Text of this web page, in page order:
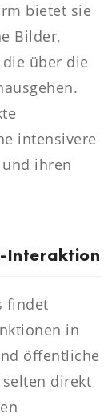
bietet sie
Bilder,
über die
intensivere
ihren
findet
in
öffentliche
selten direkt